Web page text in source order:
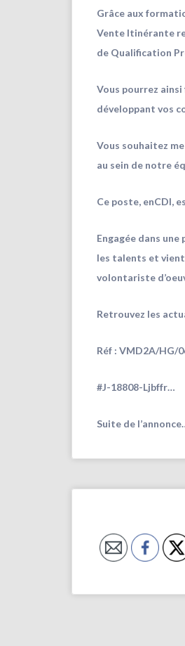
Grâce aux
Vente Itinérante
de Qualification
Vous pourrez
développant vos
Vous souhaitez
au sein de notre
Ce poste, enCDI,
Engagée dans
les talents et vient
volontariste
Retrouvez les
Réf : VMD2A/HG/
#J-18808-Ljbffr…
Suite de